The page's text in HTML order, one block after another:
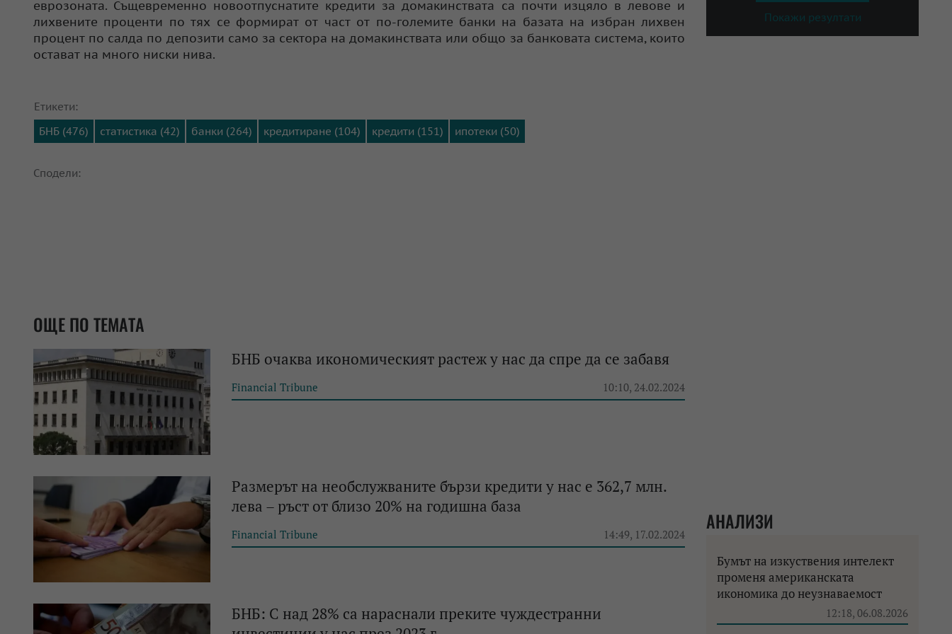
еврозоната. Същевременно новоотпуснатите кредити за домакинствата са почти изцяло в левове и
лихвените проценти по тях се формират от част от по-големите банки на базата на избран лихвен
процент по салда по депозити само за сектора на домакинствата или общо за банковата система, които
остават на много ниски нива.
Етикети:
БНБ (476)
статистика (42) банки (264) кредитиране (104) кредити (151) ипотеки (50)
Сподели:
ОЩЕ ПО ТЕМАТА
БНБ очаква икономическият растеж у нас да спре да се забавя
Financial Tribune 10:10, 24.02.2024
Размерът на необслужваните бързи кредити у нас е 362,7 млн.
лева – ръст от близо 20% на годишна база
Financial Tribune 14:49, 17.02.2024
БНБ: С над 28% са нараснали преките чуждестранни
Покажи резултати
АНАЛИЗИ
Бумът на изкуствения интелект
променя американската
икономика до неузнаваемост
12:18, 06.08.2026